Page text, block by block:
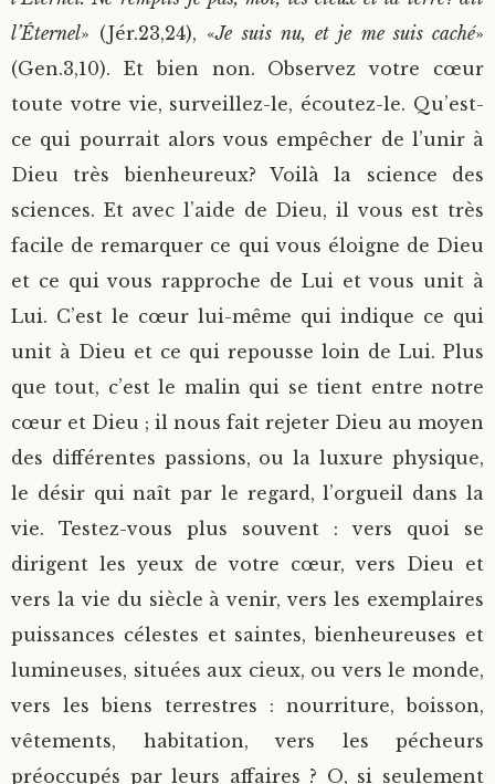
l’Éternel» (Jér.23,24), «Je suis nu, et je me suis caché»
(Gen.3,10). Et bien non. Observez votre cœur
toute votre vie, surveillez-le, écoutez-le. Qu’est-
ce qui pourrait alors vous empêcher de l’unir à
Dieu très bienheureux? Voilà la science des
sciences. Et avec l’aide de Dieu, il vous est très
facile de remarquer ce qui vous éloigne de Dieu
et ce qui vous rapproche de Lui et vous unit à
Lui. C’est le cœur lui-même qui indique ce qui
unit à Dieu et ce qui repousse loin de Lui. Plus
que tout, c’est le malin qui se tient entre notre
cœur et Dieu ; il nous fait rejeter Dieu au moyen
des différentes passions, ou la luxure physique,
le désir qui naît par le regard, l’orgueil dans la
vie. Testez-vous plus souvent : vers quoi se
dirigent les yeux de votre cœur, vers Dieu et
vers la vie du siècle à venir, vers les exemplaires
puissances célestes et saintes, bienheureuses et
lumineuses, situées aux cieux, ou vers le monde,
vers les biens terrestres : nourriture, boisson,
vêtements, habitation, vers les pécheurs
préoccupés par leurs affaires ? O, si seulement